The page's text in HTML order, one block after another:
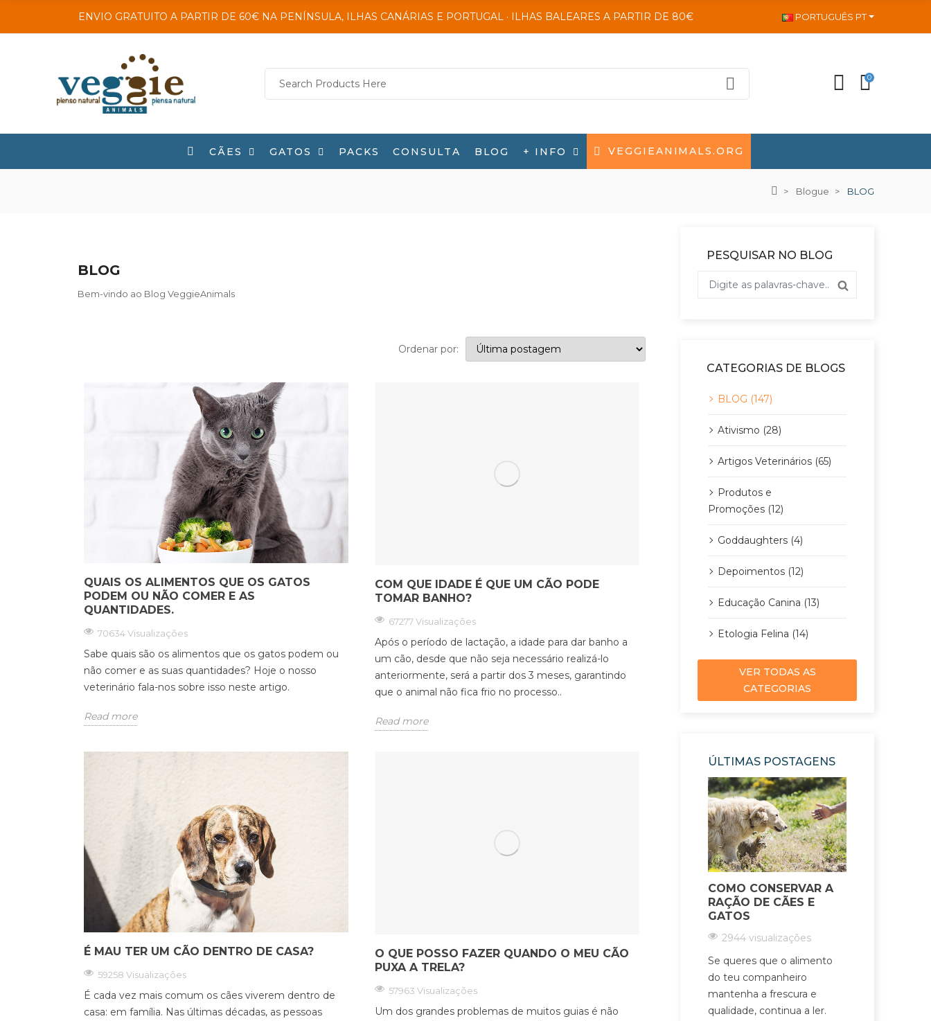
ENVIO GRATUITO A PARTIR DE 60€ NA PENÍNSULA, ILHAS CANÁRIAS E PORTUGAL · ILHAS BALEARES A PARTIR DE 80€ PORTUGUÊS PT
0
CÃES GATOS PACKS CONSULTA BLOG + INFO VEGGIEANIMALS.ORG
Blogue BLOG
BLOG
Bem-vindo ao Blog VeggieAnimals
Ordenar por:
QUAIS OS ALIMENTOS QUE OS GATOS
PODEM OU NÃO COMER E AS
QUANTIDADES.
70634 Visualizações
Sabe quais são os alimentos que os gatos podem ou
não comer e as suas quantidades? Hoje o nosso
veterinário fala-nos sobre isso neste artigo.
Read more
COM QUE IDADE É QUE UM CÃO PODE
TOMAR BANHO?
67277 Visualizações
Após o período de lactação, a idade para dar banho a
um cão, desde que não seja necessário realizá-lo
anteriormente, será a partir dos 3 meses, garantindo
que o animal não fica frio no processo..
Read more
É MAU TER UM CÃO DENTRO DE CASA?
59258 Visualizações
É cada vez mais comum os cães viverem dentro de
casa: em família. Nas últimas décadas, as pessoas
O QUE POSSO FAZER QUANDO O MEU CÃO
PUXA A TRELA?
57963 Visualizações
Um dos grandes problemas de muitos guias é não
PESQUISAR NO BLOG
CATEGORIAS DE BLOGS
BLOG (147)
Ativismo (28)
Artigos Veterinários (65)
Produtos e
Promoções (12)
Goddaughters (4)
Depoimentos (12)
Educação Canina (13)
Etologia Felina (14)
VER TODAS AS
CATEGORIAS
ÚLTIMAS POSTAGENS
COMO CONSERVAR A
RAÇÃO DE CÃES E
GATOS
2944 visualizações
Se queres que o alimento
do teu companheiro
mantenha a frescura e
qualidade, continua a ler.